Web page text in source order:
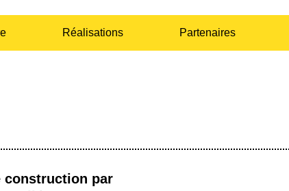
Réalisations Partenaires
construction par